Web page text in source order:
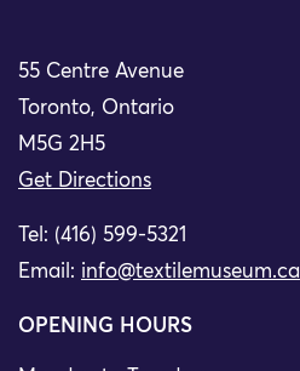
55 Centre Avenue
Toronto, Ontario
M5G 2H5
Get Directions
Tel: (416) 599-5321
Email: info@textilemuseum.ca
OPENING HOURS